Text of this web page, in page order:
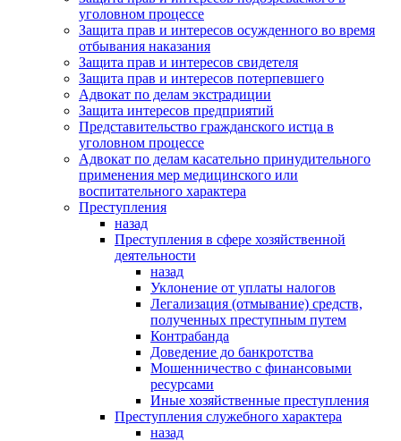
уголовном процессе
Защита прав и интересов осужденного во время
отбывания наказания
Защита прав и интересов свидетеля
Защита прав и интересов потерпевшего
Адвокат по делам экстрадиции
Защита интересов предприятий
Представительство гражданского истца в
уголовном процессе
Адвокат по делам касательно принудительного
применения мер медицинского или
воспитательного характера
Преступления
назад
Преступления в сфере хозяйственной
деятельности
назад
Уклонение от уплаты налогов
Легализация (отмывание) средств,
полученных преступным путем
Контрабанда
Доведение до банкротства
Мошенничество с финансовыми
ресурсами
Иные хозяйственные преступления
Преступления служебного характера
назад